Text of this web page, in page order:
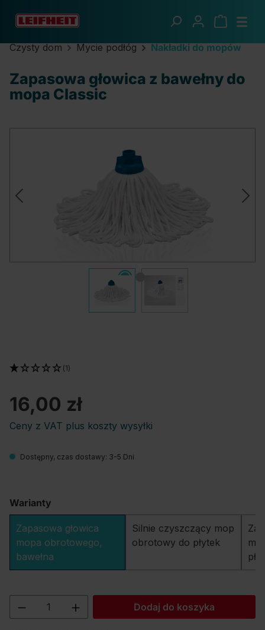
Przejdź do głównej zawartości
Czysty dom Mycie podłóg Nakładki do mopów
Zapasowa głowica z bawełny do
mopa Classic
16,00 zł
Ceny z VAT plus koszty wysyłki
(1)
Dostępny, czas dostawy: 3-5 Dni
Warianty
Zapasowa głowica
mopa obrotowego,
bawełna
Silnie czyszczący mop
obrotowy do płytek
Ilość produktu: Wprowadź żądaną
Dodaj do koszyka